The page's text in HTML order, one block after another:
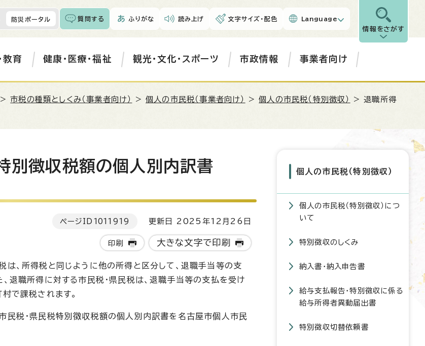
防災ポータル 質問する ふりがな 読み上げ 文字サイズ・配色 Language
情報をさがす
教育 健康・医療・福祉 観光・文化・スポーツ 市政情報 事業者向け
>市税の種類としくみ（事業者向け） >個人の市民税（事業者向け） >個人の市民税（特別徴収）
> 退職所得
別徴収税額の個人別内訳書
ページID 1011919 更新日 2025年12月26日
印刷 大きな文字で印刷
、所得税と同じように他の所得と区分して、退職手当等の支
退職所得に対する市民税・県民税は、退職手当等の支払を受け
で課税されます。
民税・県民税特別徴収税額の個人別内訳書を名古屋市個人市民
個人の市民税（特別徴収）
個人の市民税（特別徴収）につ
いて
特別徴収のしくみ
納入書・納入申告書
給与支払報告・特別徴収に係る
給与所得者異動届出書
特別徴収切替依頼書